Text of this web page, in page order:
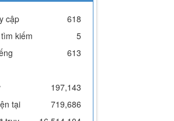
cập
618
kiếm
5
613
197,143
tại
719,686